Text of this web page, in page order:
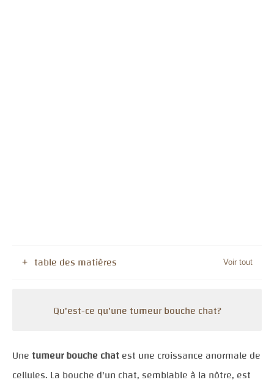
table des matières
Qu'est-ce qu'une tumeur bouche chat?
Unetumeur bouche chatest une croissance anormale de
cellules. La bouche d'un chat, semblable à la nôtre, est